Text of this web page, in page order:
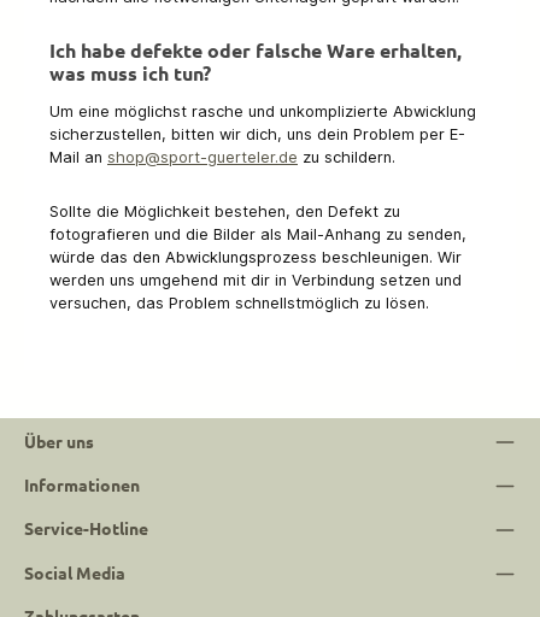
Ich habe defekte oder falsche Ware erhalten,
was muss ich tun?
Um eine möglichst rasche und unkomplizierte Abwicklung
sicherzustellen, bitten wir dich, uns dein Problem per E-
Mail an shop@sport-guerteler.de zu schildern.
Sollte die Möglichkeit bestehen, den Defekt zu
fotografieren und die Bilder als Mail-Anhang zu senden,
würde das den Abwicklungsprozess beschleunigen. Wir
werden uns umgehend mit dir in Verbindung setzen und
versuchen, das Problem schnellstmöglich zu lösen.
Über uns
Informationen
Service-Hotline
Social Media